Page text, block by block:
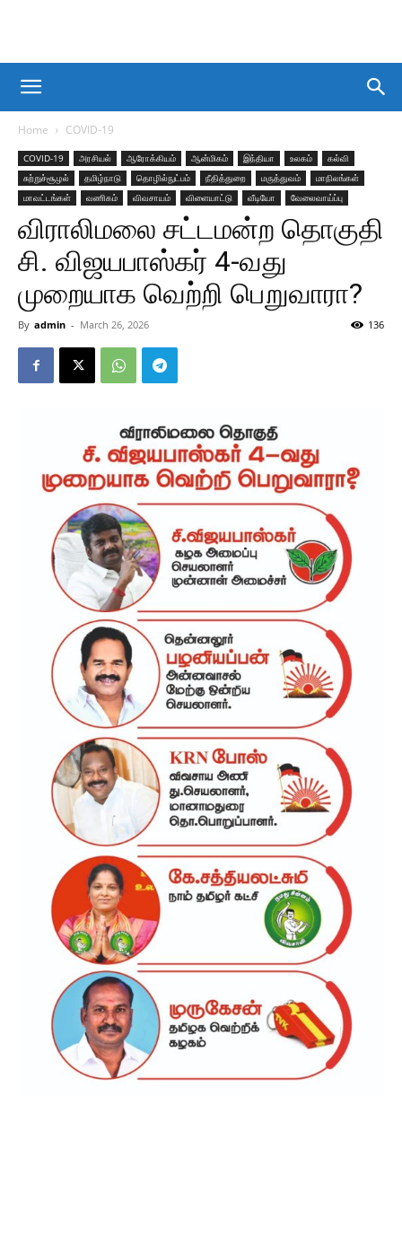
Home COVID-19
COVID-19 அரசியல் ஆரோக்கியம் ஆன்மிகம் இந்தியா உலகம்
கல்வி
சுற்றுச்சூழல்
தமிழ்நாடு தொழில்நுட்பம் நீதித்துறை மருத்துவம்
மாநிலங்கள்
மாவட்டங்கள்
வணிகம் விவசாயம் விளையாட்டு வீடியோ வேலைவாய்ப்பு
விராலிமலை சட்டமன்ற தொகுதி
சி. விஜயபாஸ்கர் 4-வது
முறையாக வெற்றி பெறுவாரா?
By admin - March 26, 2026 136